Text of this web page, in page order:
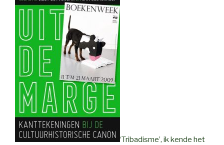
‘Tribadisme’, ik kende het